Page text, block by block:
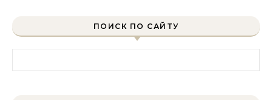
ПОИСК ПО САЙТУ